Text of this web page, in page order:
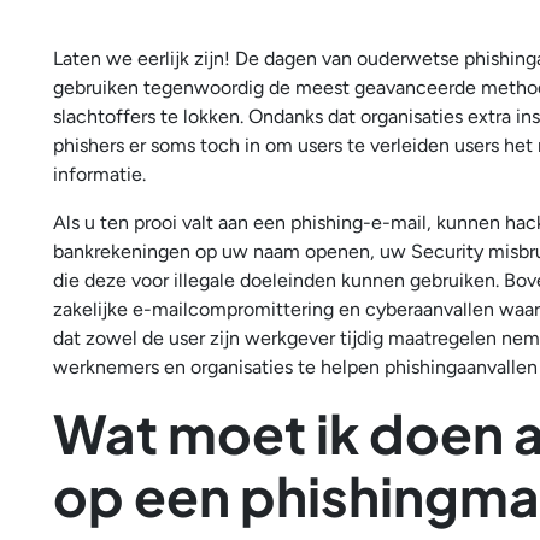
Laten we eerlijk zijn! De dagen van ouderwetse
gebruiken tegenwoordig de meest geavanceerde
slachtoffers te lokken. Ondanks dat organisaties extra
phishers er soms toch in om users te verleiden users
informatie.
Als u ten prooi valt aan een phishing-e-mail, kunnen
bankrekeningen op uw naam openen, uw Security
die deze voor illegale doeleinden kunnen gebruiken.
zakelijke e-mailcompromittering en cyberaanvallen
dat zowel de user zijn werkgever tijdig maatregelen
werknemers en organisaties te helpen
Wat moet ik doen
op een